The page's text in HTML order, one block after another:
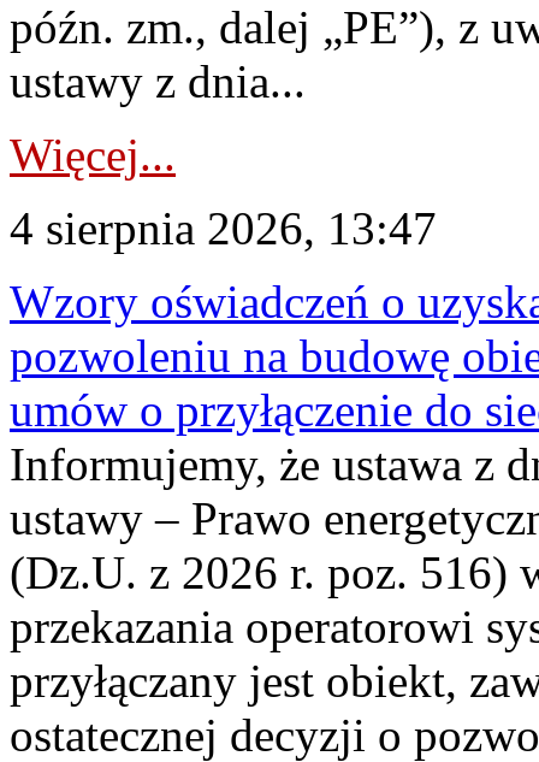
późn. zm., dalej „PE”), z
ustawy z dnia...
Więcej...
4 sierpnia 2026, 13:47
Wzory oświadczeń o
pozwoleniu na budowę
umów o przyłączenie do
Informujemy, że ustawa z
ustawy – Prawo
(Dz.U. z 2026 r. poz. 516)
przekazania operatorowi
przyłączany jest obiekt,
ostatecznej decyzji o